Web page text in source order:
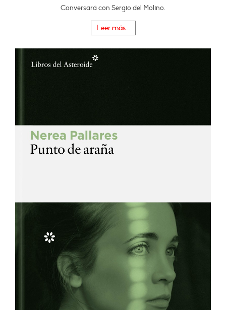
Conversará con Sergio del Molino.
Leer más...